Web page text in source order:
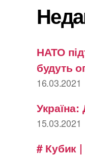
НАТО
будуть
16.03.2021
15.03.2021
# Кубик